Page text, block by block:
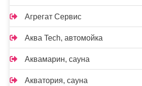
Агрегат Сервис
Аква Tech, автомойка
Аквамарин, сауна
Акватория, сауна